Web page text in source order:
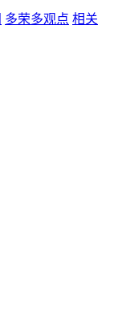
多荣多观点 相关